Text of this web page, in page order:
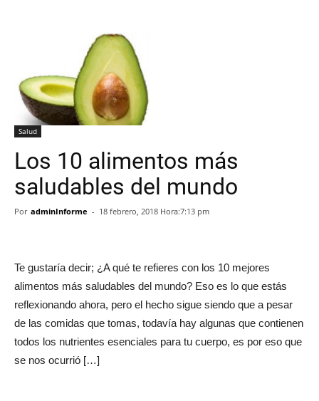
Salud
Los 10 alimentos más
saludables del mundo
Por adminInforme - 18 febrero, 2018 Hora:7:13 pm
Te gustaría decir; ¿A qué te refieres con los 10 mejores
alimentos más saludables del mundo? Eso es lo que estás
reflexionando ahora, pero el hecho sigue siendo que a pesar
de las comidas que tomas, todavía hay algunas que contienen
todos los nutrientes esenciales para tu cuerpo, es por eso que
se nos ocurrió […]